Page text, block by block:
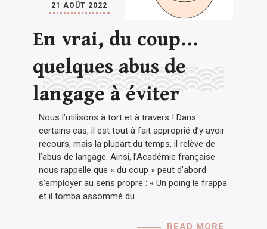
21 AOÛT 2022
En vrai, du coup…
quelques abus de
langage à éviter
Nous l’utilisons à tort et à travers ! Dans
certains cas, il est tout à fait approprié d’y avoir
recours, mais la plupart du temps, il relève de
l’abus de langage. Ainsi, l’Académie française
nous rappelle que « du coup » peut d’abord
s’employer au sens propre : « Un poing le frappa
et il tomba assommé du…
READ MORE